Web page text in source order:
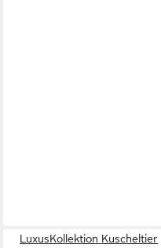
LuxusKollektion Kuscheltier